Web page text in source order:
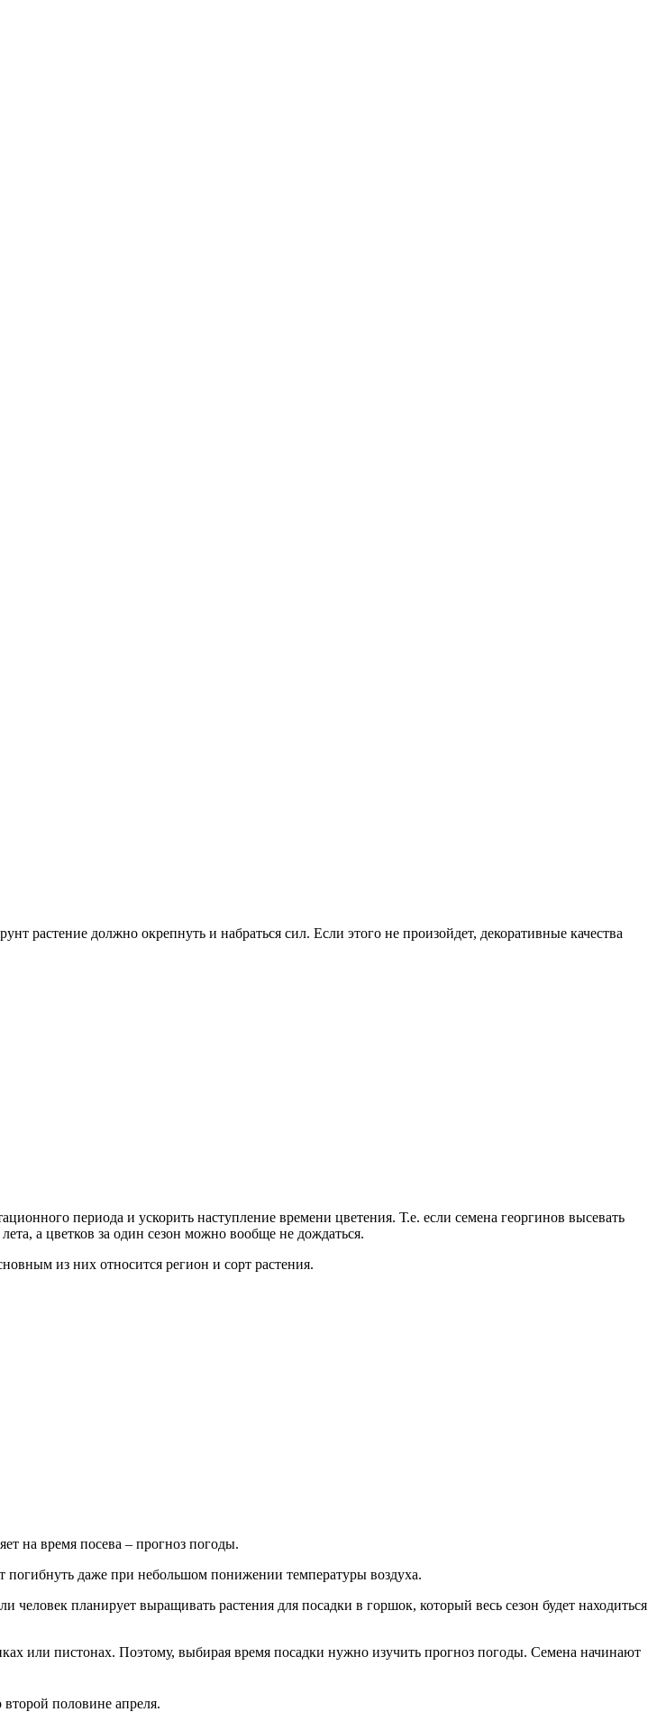
растение должно окрепнуть и набраться сил. Если этого не произойдет, декоративные качества
периода и ускорить наступление времени цветения. Т.е. если семена георгинов высевать
а цветков за один сезон можно вообще не дождаться.
из них относится регион и сорт растения.
на время посева – прогноз погоды.
погибнуть даже при небольшом понижении температуры воздуха.
человек планирует выращивать растения для посадки в горшок, который весь сезон будет находиться
или пистонах. Поэтому, выбирая время посадки нужно изучить прогноз погоды. Семена начинают
половине апреля.